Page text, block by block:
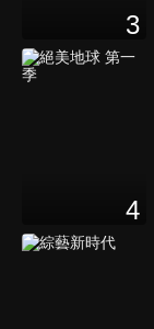
3
4